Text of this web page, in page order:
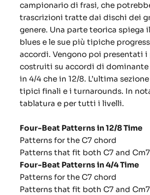
campionario di frasi, che
trascrizioni tratte dai dischi dei
genere. Una parte teorica spiega
blues e le sue più tipiche
accordi. Vengono poi presentati
costruiti su accordi di dominante
in 4/4 che in 12/8. L’ultima
tipici finali e i turnarounds. In
tablatura e per tutti i livelli.
Four-Beat Patterns in 12/8 Time
Patterns for the C7 chord
Patterns that fit both C7 and Cm7
Four-Beat Patterns in 4/4 Time
Patterns for the C7 chord
Patterns that fit both C7 and Cm7